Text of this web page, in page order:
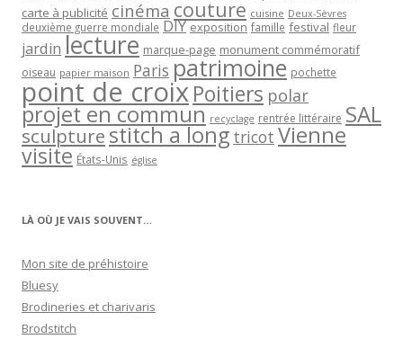
carte à publicité cinéma couture cuisine Deux-Sèvres
deuxième guerre mondiale DIY exposition famille festival fleur
jardin lecture marque-page monument commémoratif
oiseau papier maison Paris patrimoine pochette
point de croixPoitiers polar
projet en commun recyclage rentrée littéraire SAL
sculpturestitch a long tricot Vienne
visite États-Unis église
LÀ OÙ JE VAIS SOUVENT…
Mon site de préhistoire
Bluesy
Brodineries et charivaris
Brodstitch